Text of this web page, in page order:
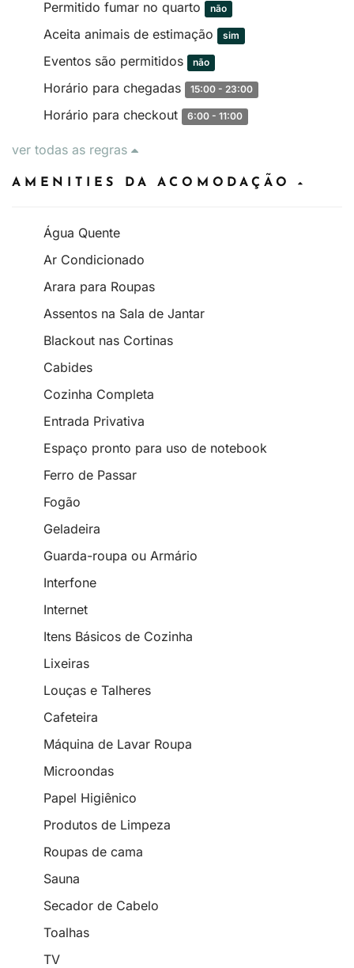
Permitido fumar no quarto não
Aceita animais de estimação sim
Eventos são permitidos não
Horário para chegadas 15:00 - 23:00
Horário para checkout 6:00 - 11:00
ver todas as regras
AMENITIES DA ACOMODAÇÃO
Água Quente
Ar Condicionado
Arara para Roupas
Assentos na Sala de Jantar
Blackout nas Cortinas
Cabides
Cozinha Completa
Entrada Privativa
Espaço pronto para uso de notebook
Ferro de Passar
Fogão
Geladeira
Guarda-roupa ou Armário
Interfone
Internet
Itens Básicos de Cozinha
Lixeiras
Louças e Talheres
Cafeteira
Máquina de Lavar Roupa
Microondas
Papel Higiênico
Produtos de Limpeza
Roupas de cama
Sauna
Secador de Cabelo
Toalhas
TV